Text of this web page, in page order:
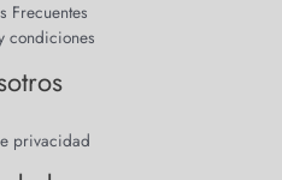
Frecuentes
condiciones
privacidad